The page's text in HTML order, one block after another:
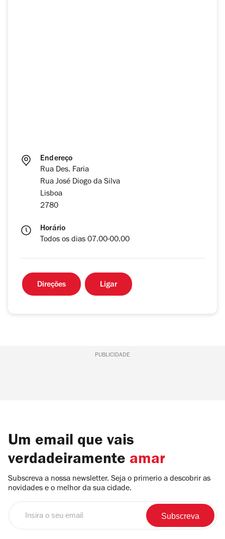
Endereço
Rua Des. Faria
Rua José Diogo da Silva
Lisboa
2780
Horário
Todos os dias 07.00-00.00
Direções Ligar
PUBLICIDADE
Um email que vais
verdadeiramente amar
Subscreva a nossa newsletter. Seja o primerio a descobrir as
novidades e o melhor da sua cidade.